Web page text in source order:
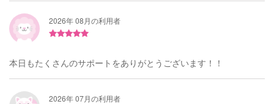
2026年 08月の利用者
本日もたくさんのサポートをありがとうございます！！
2026年 07月の利用者